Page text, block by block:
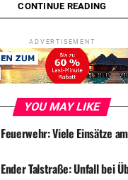
CONTINUE READING
ADVERTISEMENT
YOU MAY LIKE
Feuerwehr: Viele Einsätze
Ender Talstraße: Unfall bei